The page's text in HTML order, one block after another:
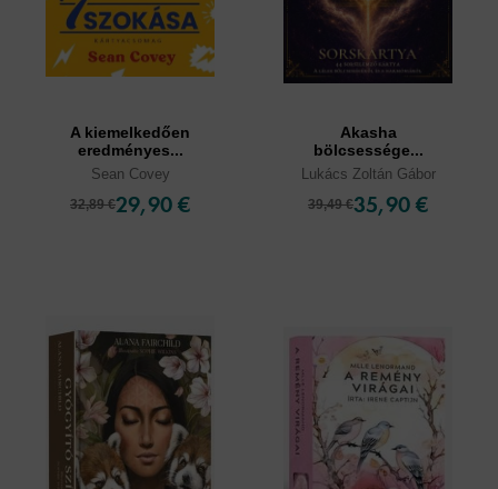
A kiemelkedően
eredményes...
Sean Covey
32,89 €29,90 €
Akasha
bölcsessége...
Lukács Zoltán Gábor
39,49 €35,90 €